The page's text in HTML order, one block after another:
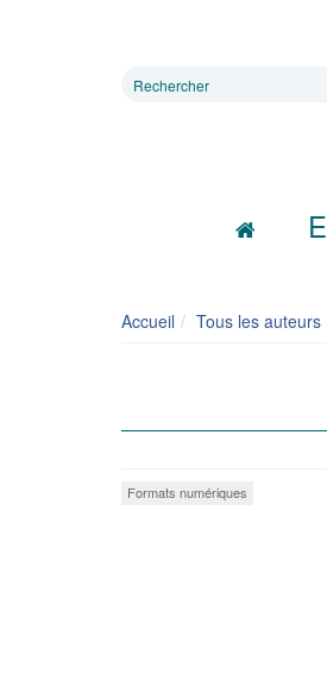
Rechercher
Accueil Tous les auteurs
Formats numériques